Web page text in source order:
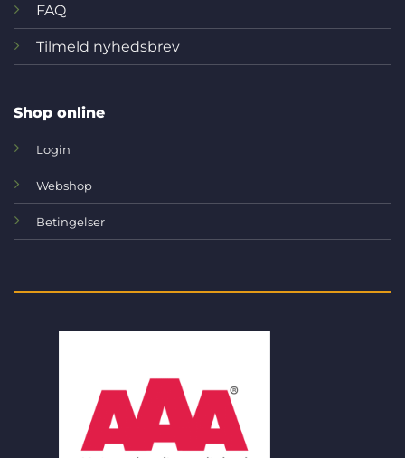
FAQ
Tilmeld nyhedsbrev
Shop online
Login
Webshop
Betingelser